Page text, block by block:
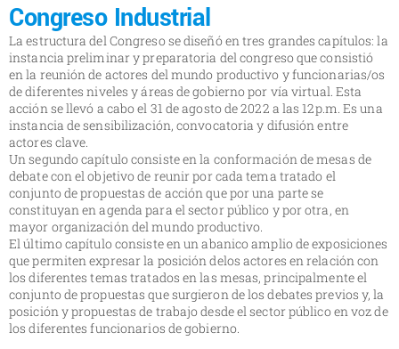
Congreso Industrial
La estructura del Congreso se diseñó en tres grandes capítulos: la
instancia preliminar y preparatoria del congreso que consistió
en la reunión de actores del mundo productivo y funcionarias/os
de diferentes niveles y áreas de gobierno por vía virtual. Esta
acción se llevó a cabo el 31 de agosto de 2022 a las 12p.m. Es una
instancia de sensibilización, convocatoria y difusión entre
actores clave.
Un segundo capítulo consiste en la conformación de mesas de
debate con el objetivo de reunir por cada tema tratado el
conjunto de propuestas de acción que por una parte se
constituyan en agenda para el sector público y por otra, en
mayor organización del mundo productivo.
El último capítulo consiste en un abanico amplio de exposiciones
que permiten expresar la posición delos actores en relación con
los diferentes temas tratados en las mesas, principalmente el
conjunto de propuestas que surgieron de los debates previos y, la
posición y propuestas de trabajo desde el sector público en voz de
los diferentes funcionarios de gobierno.